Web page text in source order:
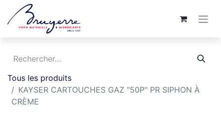
Tous les produits
KAYSER CARTOUCHES GAZ "50P" PR SIPHON À
CRÈME